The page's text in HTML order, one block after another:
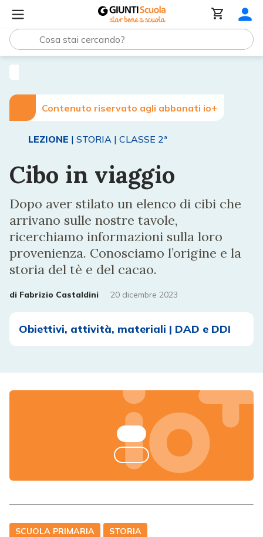
Contenuto riservato agli abbonati io+
LEZIONE | STORIA | CLASSE 2ª
Cibo in viaggio
Dopo aver stilato un elenco di cibi che
arrivano sulle nostre tavole,
ricerchiamo informazioni sulla loro
provenienza. Conosciamo l’origine e la
storia del tè e del cacao.
di Fabrizio Castaldini 20 dicembre 2023
Obiettivi, attività, materiali | DAD e DDI
SCUOLA PRIMARIA STORIA